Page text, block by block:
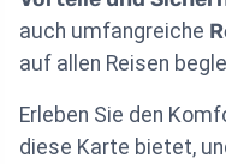
auch umfangreiche
auf allen Reisen
Erleben Sie den
diese Karte bietet,